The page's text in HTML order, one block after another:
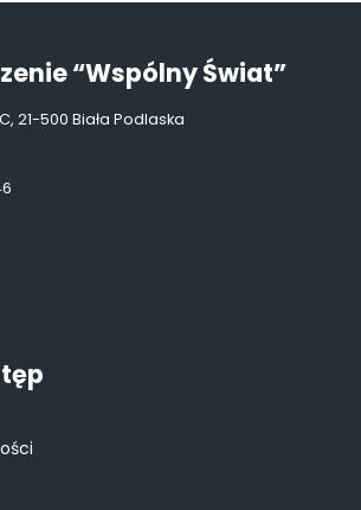
“Wspólny Świat”
21-500 Biała Podlaska